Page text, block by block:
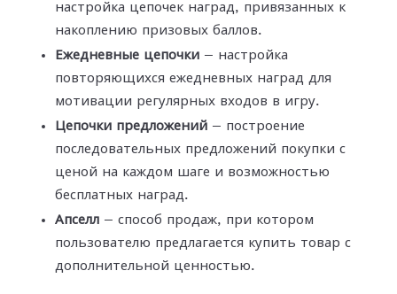
настройка цепочек наград, привязанных к
накоплению призовых баллов.
Ежедневные цепочки — настройка
повторяющихся ежедневных наград для
мотивации регулярных входов в игру.
Цепочки предложений — построение
последовательных предложений покупки с
ценой на каждом шаге и возможностью
бесплатных наград.
Апселл — способ продаж, при котором
пользователю предлагается купить товар с
дополнительной ценностью.